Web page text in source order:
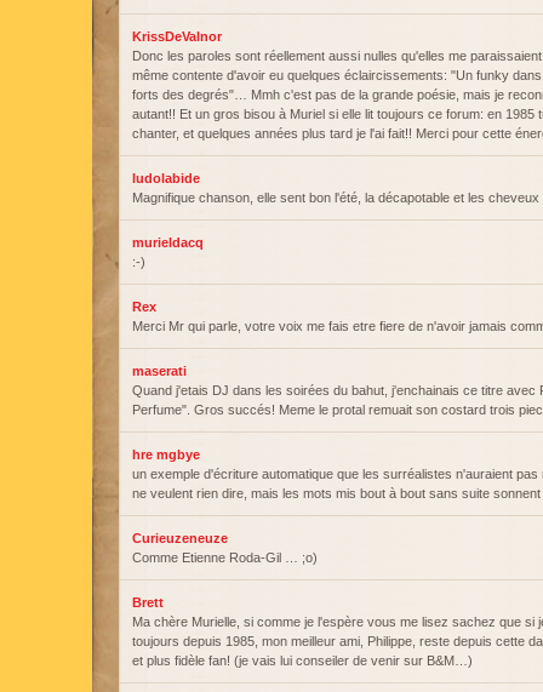
KrissDeValnor
Donc les paroles sont réellement aussi nulles qu'elles me
même contente d'avoir eu quelques éclaircissements: "Un funky
forts des degrés"… Mmh c'est pas de la grande poésie, mais je
autant!! Et un gros bisou à Muriel si elle lit toujours ce forum: en 1985
chanter, et quelques années plus tard je l'ai fait!! Merci pour cette
ludolabide
Magnifique chanson, elle sent bon l'été, la décapotable et les
murieldacq
:-)
Rex
Merci Mr qui parle, votre voix me fais etre fiere de n'avoir jamais
maserati
Quand j'etais DJ dans les soirées du bahut, j'enchainais ce titre avec
Perfume". Gros succés! Meme le protal remuait son costard trois
hre mgbye
un exemple d'écriture automatique que les surréalistes n'auraient pas
ne veulent rien dire, mais les mots mis bout à bout sans suite sonnent
Curieuzeneuze
Comme Etienne Roda-Gil … ;o)
Brett
Ma chère Murielle, si comme je l'espère vous me lisez sachez que si
toujours depuis 1985, mon meilleur ami, Philippe, reste depuis cette
et plus fidèle fan! (je vais lui conseiler de venir sur B&M…)